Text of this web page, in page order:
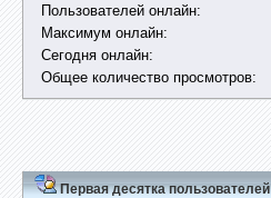
Пользователей онлайн:
Максимум онлайн:
Сегодня онлайн:
Общее количество просмотров:
Первая десятка пользователей